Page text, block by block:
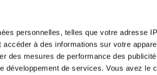
personnelles, telles que votre adresse
à des informations sur votre
des mesures de performance des
développement de services. Vous avez le